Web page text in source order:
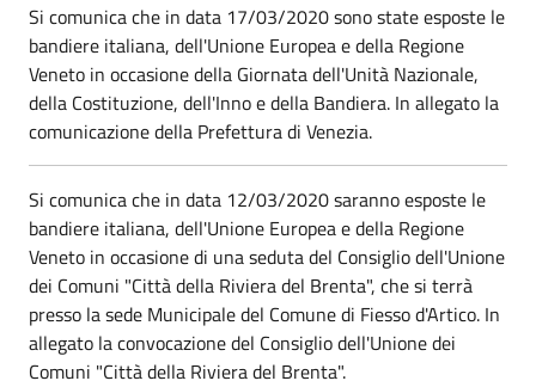
Si comunica che in data 17/03/2020 sono state esposte le
bandiere italiana, dell'Unione Europea e della Regione
Veneto in occasione della Giornata dell'Unità Nazionale,
della Costituzione, dell'Inno e della Bandiera. In allegato la
comunicazione della Prefettura di Venezia.
Si comunica che in data 12/03/2020 saranno esposte le
bandiere italiana, dell'Unione Europea e della Regione
Veneto in occasione di una seduta del Consiglio dell'Unione
dei Comuni "Città della Riviera del Brenta", che si terrà
presso la sede Municipale del Comune di Fiesso d'Artico. In
allegato la convocazione del Consiglio dell'Unione dei
Comuni "Città della Riviera del Brenta".